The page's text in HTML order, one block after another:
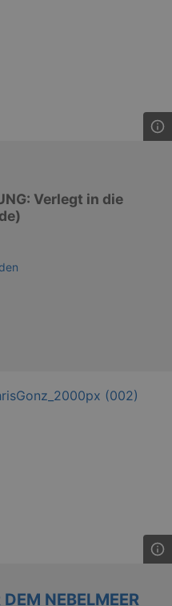
Verlegt in die
NEBELMEER